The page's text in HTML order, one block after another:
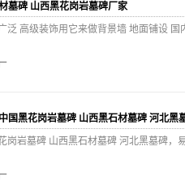
墓碑 山西黑花岗岩墓碑厂家
泛 高级装饰用它来做背景墙 地面铺设 国
国黑花岗岩墓碑 山西黑石材墓碑 河北黑
岗岩墓碑 山西黑石材墓碑 河北黑墓碑，